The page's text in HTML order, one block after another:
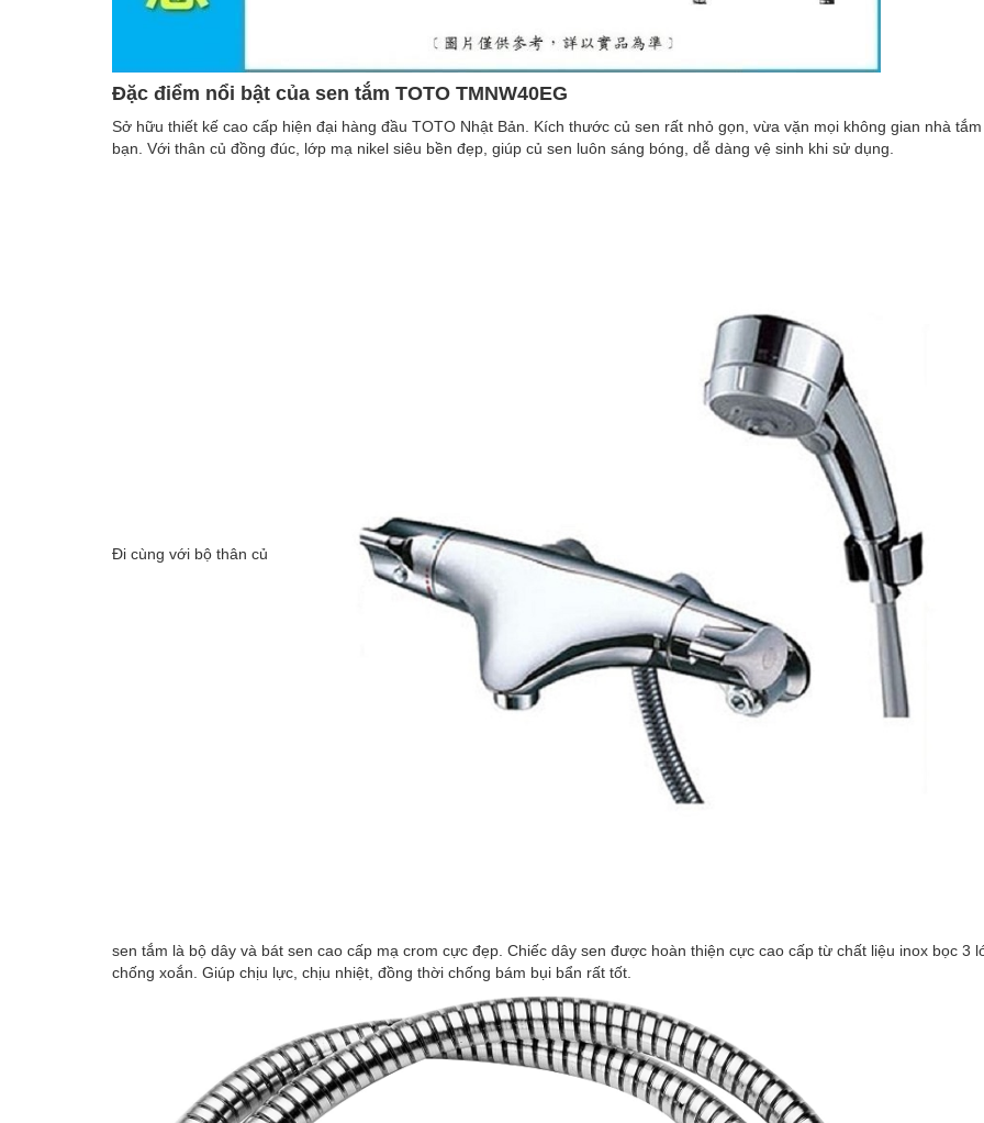
Đặc điểm nổi bật của sen tắm TOTO TMNW40EG
Sở hữu thiết kế cao cấp hiện đại hàng đầu TOTO Nhật Bản. Kích thước củ sen rất nhỏ gọn, vừa vặn mọi không gian nhà
bạn. Với thân củ đồng đúc, lớp mạ nikel siêu bền đẹp, giúp củ sen luôn sáng bóng, dễ dàng vệ sinh khi sử dụng.
Đi cùng với bộ thân củ
sen tắm là bộ dây và bát sen cao cấp mạ crom cực đẹp. Chiếc dây sen được hoàn thiện cực cao cấp từ chất liệu inox bọc 3
chống xoắn. Giúp chịu lực, chịu nhiệt, đồng thời chống bám bụi bẩn rất tốt.